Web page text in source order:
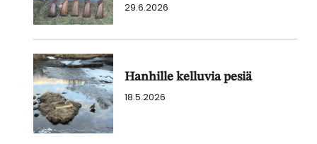
29.6.2026
Hanhille kelluvia pesiä
18.5.2026